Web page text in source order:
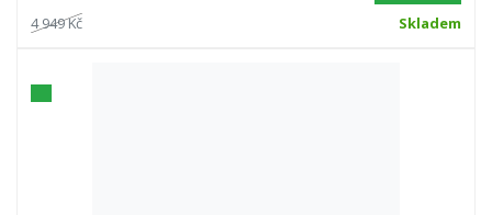
4 949 Kč Skladem